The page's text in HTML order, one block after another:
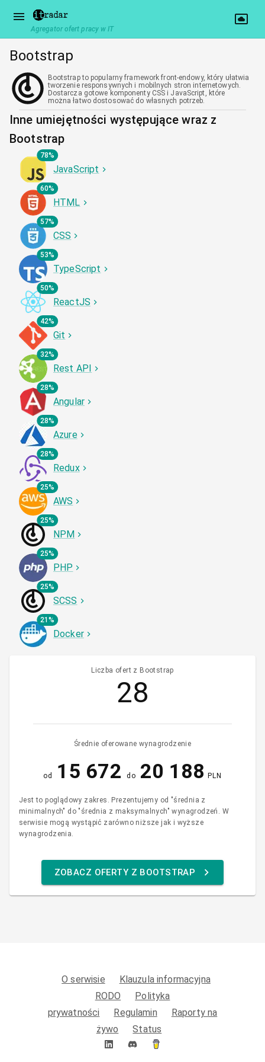
Agregator ofert pracy w IT
Bootstrap
Bootstrap to popularny framework front-endowy, który ułatwia
tworzenie responsywnych i mobilnych stron internetowych.
Dostarcza gotowe komponenty CSS i JavaScript, które
można łatwo dostosować do własnych potrzeb.
Inne umiejętności występujące wraz z
Bootstrap
78%
JavaScript
60%
HTML
57%
CSS
53%
TypeScript
50%
ReactJS
42%
Git
32%
Rest API
28%
Angular
28%
Azure
28%
Redux
25%
AWS
25%
NPM
25%
PHP
25%
SCSS
21%
Docker
Liczba ofert z Bootstrap
28
Średnie oferowane wynagrodzenie
od 15 672 do 20 188 PLN
Jest to poglądowy zakres. Prezentujemy od "średnia z
minimalnych" do "średnia z maksymalnych" wynagrodzeń. W
serwisie mogą wystąpić zarówno niższe jak i wyższe
wynagrodzenia.
ZOBACZ OFERTY Z BOOTSTRAP
O serwisie
Klauzula informacyjna
RODO
Polityka
prywatności
Regulamin
Raporty na
żywo
Status